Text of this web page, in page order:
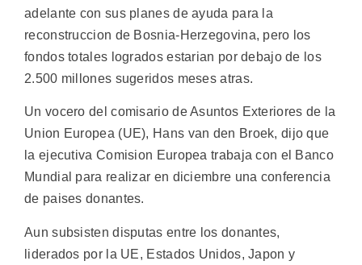
adelante con sus planes de ayuda para la
reconstruccion de Bosnia-Herzegovina, pero los
fondos totales logrados estarian por debajo de los
2.500 millones sugeridos meses atras.
Un vocero del comisario de Asuntos Exteriores de la
Union Europea (UE), Hans van den Broek, dijo que
la ejecutiva Comision Europea trabaja con el Banco
Mundial para realizar en diciembre una conferencia
de paises donantes.
Aun subsisten disputas entre los donantes,
liderados por la UE, Estados Unidos, Japon y